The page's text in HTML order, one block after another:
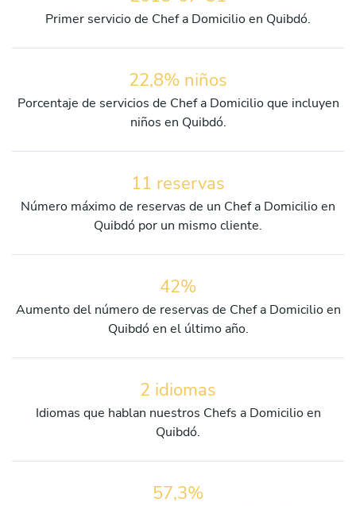
Primer servicio de Chef a Domicilio en Quibdó.
22,8% niños
Porcentaje de servicios de Chef a Domicilio que incluyen
niños en Quibdó.
11 reservas
Número máximo de reservas de un Chef a Domicilio en
Quibdó por un mismo cliente.
42%
Aumento del número de reservas de Chef a Domicilio en
Quibdó en el último año.
2 idiomas
Idiomas que hablan nuestros Chefs a Domicilio en
Quibdó.
57,3%